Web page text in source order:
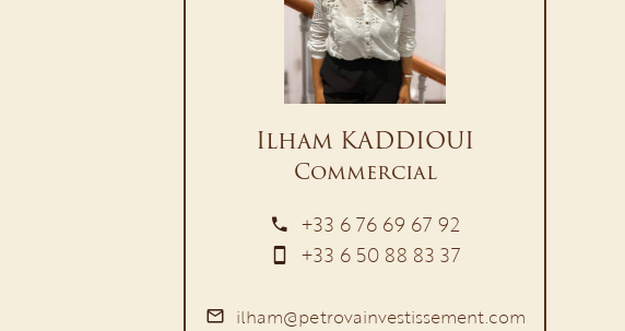
Ilham KADDIOUI
Commercial
+33 6 76 69 67 92
+33 6 50 88 83 37
ilham@petrovainvestissement.com